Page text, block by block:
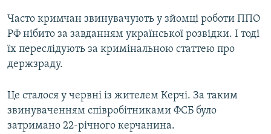
Часто кримчан звинувачують у зйомці роботи ППО
РФ нібито за завданням української розвідки. І тоді
їх переслідують за кримінальною статтею про
держзраду.
Це сталося у червні із жителем Керчі. За таким
звинуваченням співробітниками ФСБ було
затримано 22-річного керчанина.